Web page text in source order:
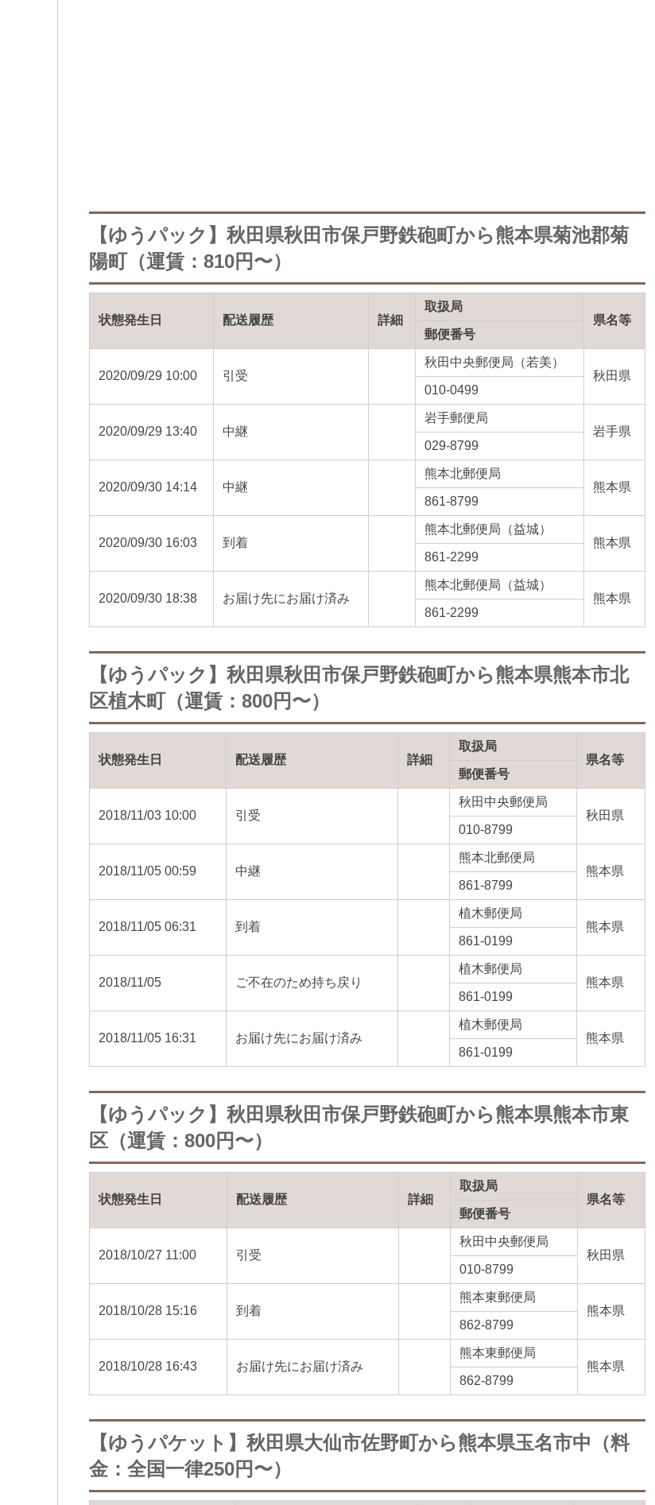
【ゆうパック】秋田県秋田市保戸野鉄砲町から熊本県菊池郡菊
陽町（運賃：810円〜）
状態発生日 配送履歴 詳細
取扱局
県名等
郵便番号
2020/09/29 10:00 引受
秋田中央郵便局（若美）
秋田県
010-0499
2020/09/29 13:40 中継
岩手郵便局
岩手県
029-8799
2020/09/30 14:14 中継
熊本北郵便局
熊本県
861-8799
2020/09/30 16:03 到着
熊本北郵便局（益城）
熊本県
861-2299
2020/09/30 18:38 お届け先にお届け済み
熊本北郵便局（益城）
熊本県
861-2299
【ゆうパック】秋田県秋田市保戸野鉄砲町から熊本県熊本市北
区植木町（運賃：800円〜）
状態発生日 配送履歴 詳細
取扱局
県名等
郵便番号
2018/11/03 10:00 引受
秋田中央郵便局
秋田県
010-8799
2018/11/05 00:59 中継
熊本北郵便局
熊本県
861-8799
2018/11/05 06:31 到着
植木郵便局
熊本県
861-0199
2018/11/05 ご不在のため持ち戻り
植木郵便局
熊本県
861-0199
2018/11/05 16:31 お届け先にお届け済み
植木郵便局
熊本県
861-0199
【ゆうパック】秋田県秋田市保戸野鉄砲町から熊本県熊本市東
区（運賃：800円〜）
状態発生日 配送履歴 詳細
取扱局
県名等
郵便番号
2018/10/27 11:00 引受
秋田中央郵便局
秋田県
010-8799
2018/10/28 15:16 到着
熊本東郵便局
熊本県
862-8799
2018/10/28 16:43 お届け先にお届け済み
熊本東郵便局
熊本県
862-8799
【ゆうパケット】秋田県大仙市佐野町から熊本県玉名市中（料
金：全国一律250円〜）